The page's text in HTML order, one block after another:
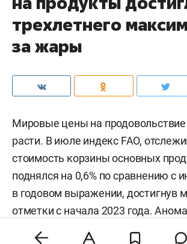
трехлетнего
за жары
Мировые цены на
расти. В июле индекс FAO,
стоимость корзины основных
поднялся на 0,6% по сравнению с
в годовом выражении, достигнув
отметки с начала 2023 года.
нестабильность на